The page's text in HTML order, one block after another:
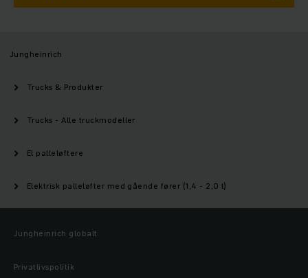
Jungheinrich
Trucks & Produkter
Trucks - Alle truckmodeller
El palleløftere
Elektrisk palleløfter med gående fører (1,4 - 2,0 t)
Jungheinrich globalt
Privatlivspolitik